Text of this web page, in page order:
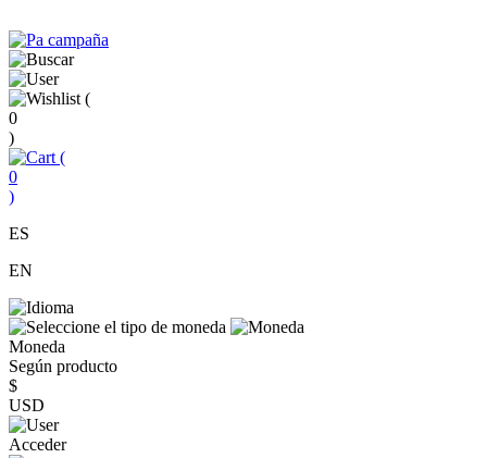
(
0
)
(
0
)
ES
EN
Moneda
Según producto
$
USD
Acceder